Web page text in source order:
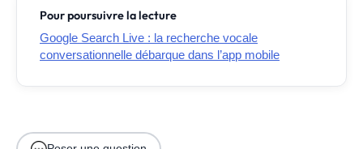
Pour poursuivre la lecture
Google Search Live : la recherche vocale
conversationnelle débarque dans l’app mobile